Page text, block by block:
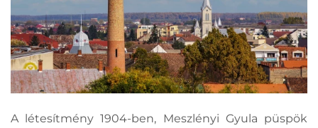
A létesítmény 1904-ben, Meszlényi Gyula püspök